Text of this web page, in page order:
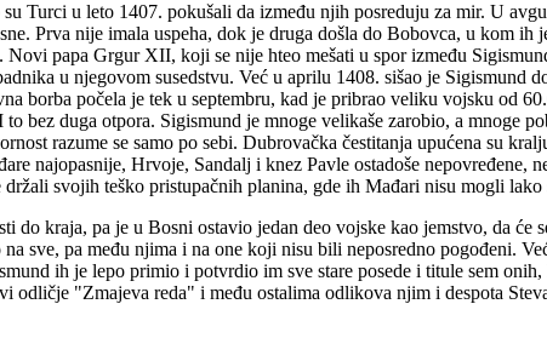
Turci u leto 1407. pokušali da između njih posreduju za mir. U
Prva nije imala uspeha, dok je druga došla do Bobovca, u kom ih
papa Grgur XII, koji se nije hteo mešati u spor između
u njegovom susedstvu. Već u aprilu 1408. sišao je Sigismund
borba počela je tek u septembru, kad je pribrao veliku vojsku od
bez duga otpora. Sigismund je mnoge velikaše zarobio, a mnoge
razume se samo po sebi. Dubrovačka čestitanja upućena su
najopasnije, Hrvoje, Sandalj i knez Pavle ostadoše nepovređene,
svojih teško pristupačnih planina, gde ih Mađari nisu mogli
do kraja, pa je u Bosni ostavio jedan deo vojske kao jemstvo, da će
sve, pa među njima i na one koji nisu bili neposredno pogođeni.
ih je lepo primio i potvrdio im sve stare posede i titule sem
odličje "Zmajeva reda" i među ostalima odlikova njim i despota